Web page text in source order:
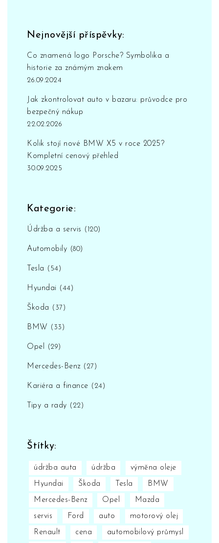
Nejnovější příspěvky:
Co znamená logo Porsche? Symbolika a
historie za známým znakem
26.09.2024
Jak zkontrolovat auto v bazaru: průvodce pro
bezpečný nákup
22.02.2026
Kolik stojí nové BMW X5 v roce 2025?
Kompletní cenový přehled
30.09.2025
Kategorie:
Údržba a servis (120)
Automobily (80)
Tesla (54)
Hyundai (44)
Škoda (37)
BMW (33)
Opel (29)
Mercedes-Benz (27)
Kariéra a finance (24)
Tipy a rady (22)
Štítky:
údržba auta údržba výměna oleje
Hyundai Škoda Tesla BMW
Mercedes-Benz Opel Mazda
servis Ford auto motorový olej
Renault cena automobilový průmysl